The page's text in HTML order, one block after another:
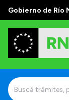
Gobierno de Río